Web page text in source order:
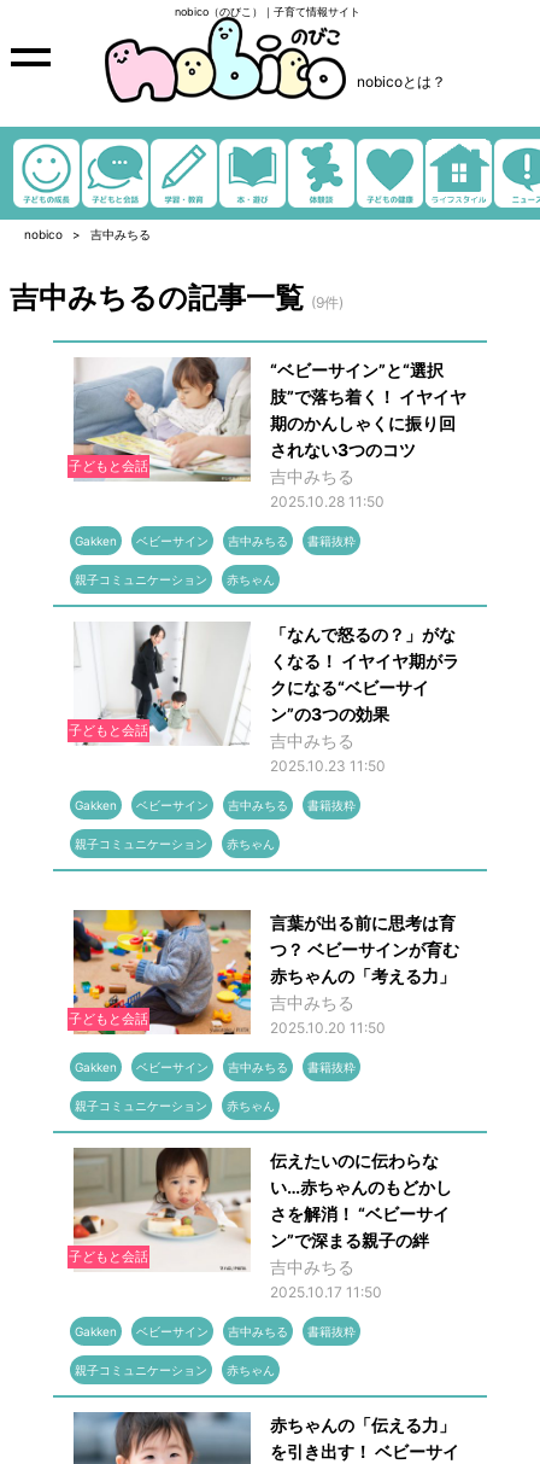
nobico（のびこ）｜子育て情報サイト
nobicoとは？
nobico 吉中みちる
吉中みちるの記事一覧 (9件)
子どもと会話
“ベビーサイン”と“選択
肢”で落ち着く！ イヤイヤ
期のかんしゃくに振り回
されない3つのコツ
吉中みちる
2025.10.28 11:50
Gakken ベビーサイン 吉中みちる 書籍抜粋
親子コミュニケーション 赤ちゃん
子どもと会話
「なんで怒るの？」がな
くなる！ イヤイヤ期がラ
クになる“ベビーサイ
ン”の3つの効果
吉中みちる
2025.10.23 11:50
Gakken ベビーサイン 吉中みちる 書籍抜粋
親子コミュニケーション 赤ちゃん
子どもと会話
言葉が出る前に思考は育
つ？ ベビーサインが育む
赤ちゃんの「考える力」
吉中みちる
2025.10.20 11:50
Gakken ベビーサイン 吉中みちる 書籍抜粋
親子コミュニケーション 赤ちゃん
子どもと会話
伝えたいのに伝わらな
い…赤ちゃんのもどかし
さを解消！ “ベビーサイ
ン”で深まる親子の絆
吉中みちる
2025.10.17 11:50
Gakken ベビーサイン 吉中みちる 書籍抜粋
親子コミュニケーション 赤ちゃん
赤ちゃんの「伝える力」
を引き出す！ ベビーサイ